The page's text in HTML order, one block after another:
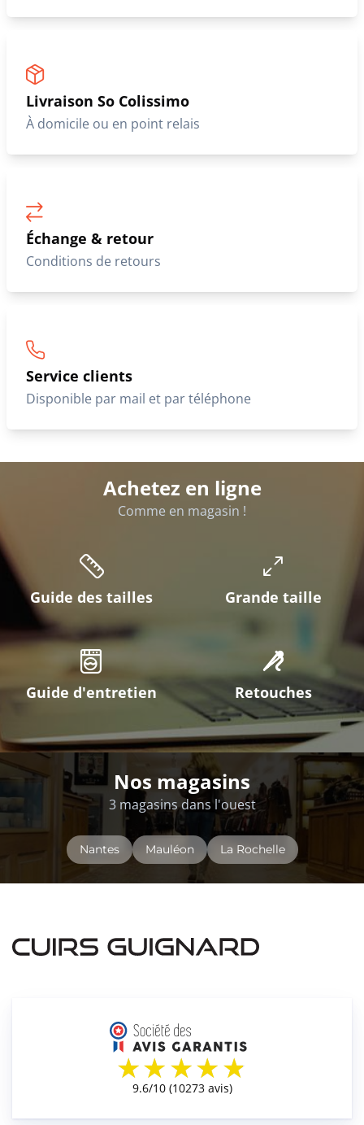
Livraison So Colissimo
À domicile ou en point relais
Échange & retour
Conditions de retours
Service clients
Disponible par mail et par téléphone
Achetez en ligne
Comme en magasin !
Guide des tailles Grande taille
Guide d'entretien Retouches
Nos magasins
3 magasins dans l'ouest
Nantes Mauléon La Rochelle